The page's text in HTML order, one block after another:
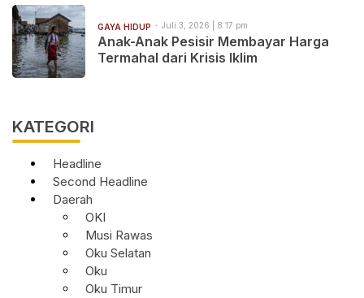
GAYA HIDUP Juli 3, 2026 | 8:17 pm
Anak-Anak Pesisir Membayar Harga
Termahal dari Krisis Iklim
KATEGORI
Headline
Second Headline
Daerah
OKI
Musi Rawas
Oku Selatan
Oku
Oku Timur